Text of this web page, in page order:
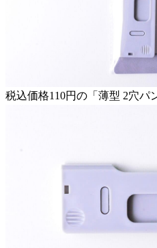
税込価格110円の「薄型 2穴パ